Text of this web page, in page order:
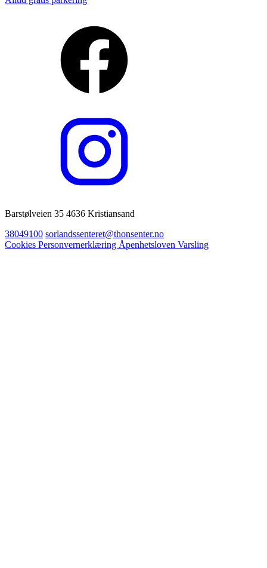
Barstølveien 35 4636 Kristiansand
38049100 sorlandssenteret@thonsenter.no
Cookies Personvernerklæring Åpenhetsloven Varsling